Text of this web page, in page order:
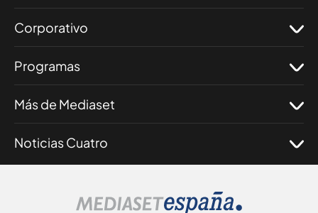
Corporativo
Programas
Más de Mediaset
Noticias Cuatro